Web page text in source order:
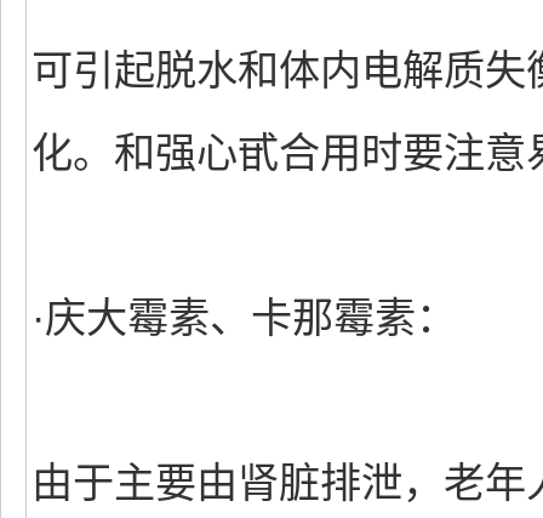
可引起脱水和体内电解质
化。和强心甙合用时要注
·庆大霉素、卡那霉素：
由于主要由肾脏排泄，老